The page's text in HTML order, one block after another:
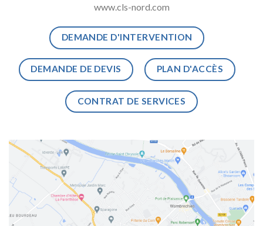
www.cls-nord.com
DEMANDE D'INTERVENTION
DEMANDE DE DEVIS PLAN D'ACCÈS
CONTRAT DE SERVICES